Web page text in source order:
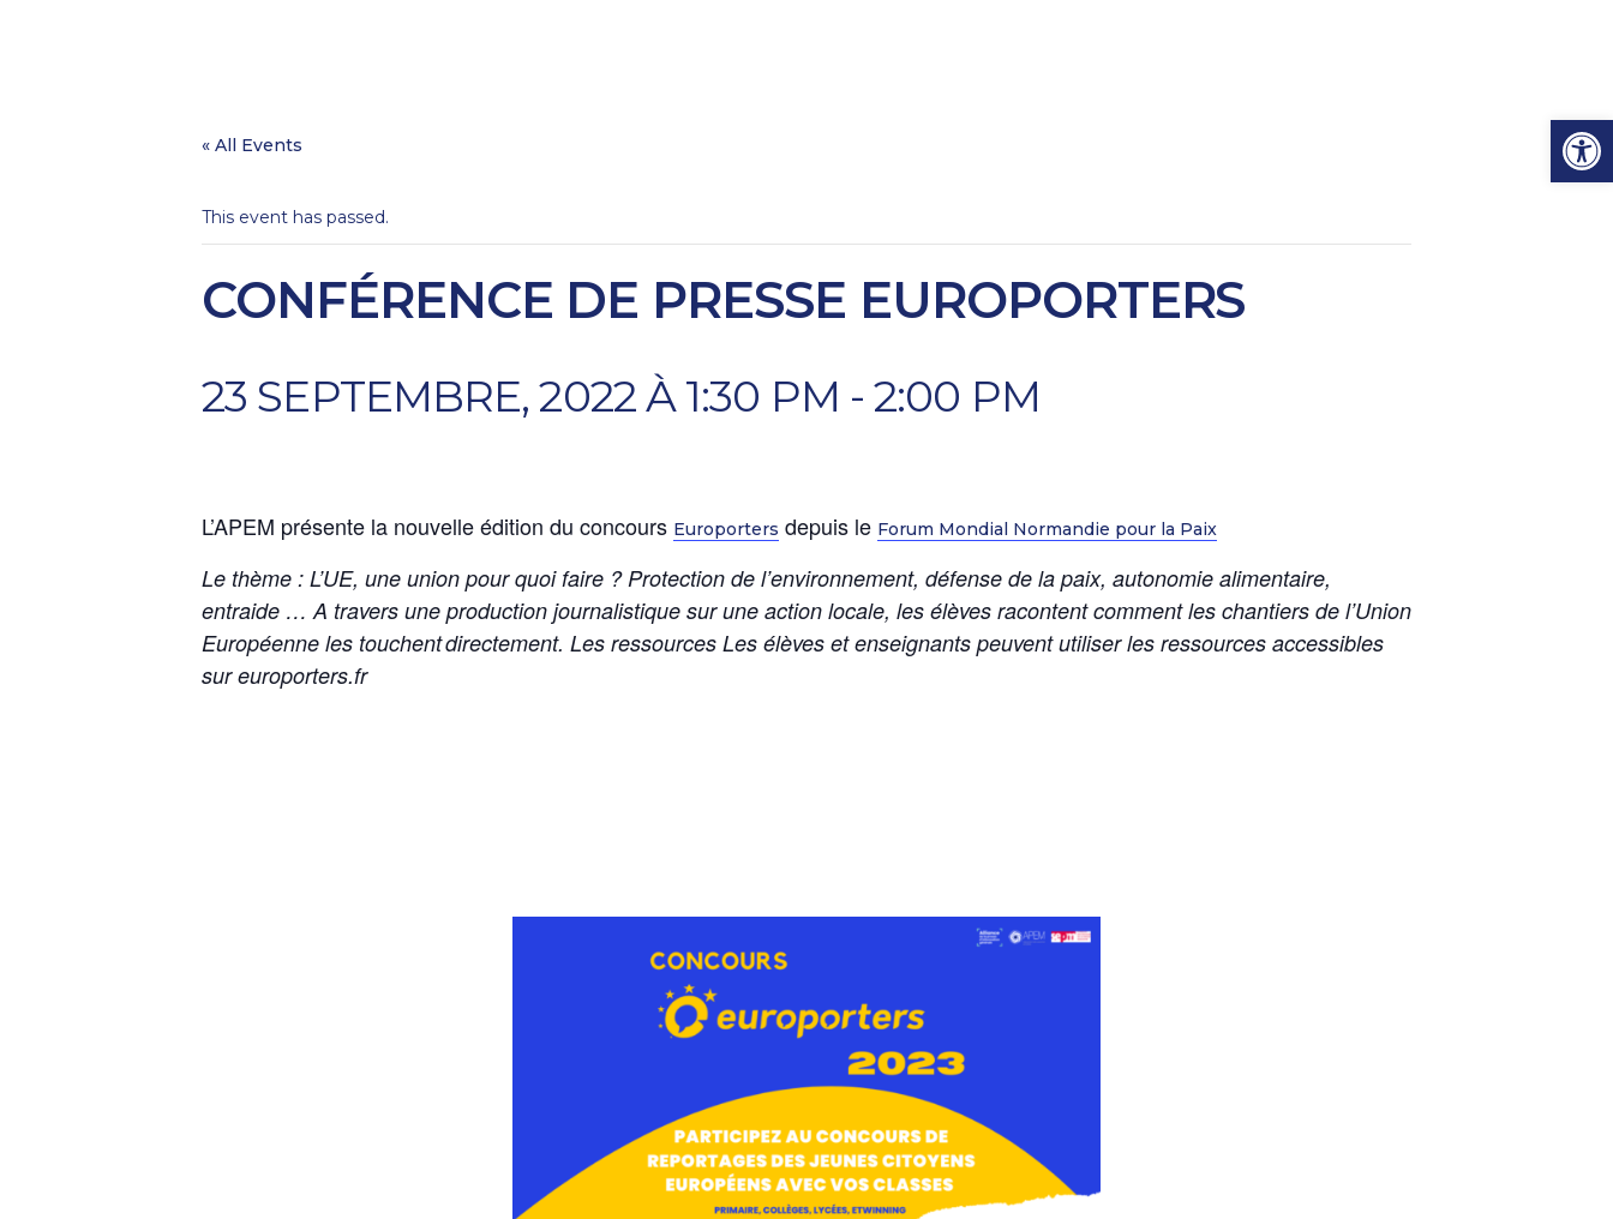
Ouvrir
« All Events
This event has passed.
CONFÉRENCE DE PRESSE EUROPORTERS
23 SEPTEMBRE, 2022 À 1:30 PM -2:00 PM
L’APEM présente la nouvelle édition du concours Europorters depuis le Forum Mondial Normandie pour la Paix
Le thème : L’UE, une union pour quoi faire ? Protection de l’environnement, défense de la paix, autonomie alimentaire,
entraide … A travers une production journalistique sur une action locale, les élèves racontent comment les chantiers de l’Union
Européenne les touchent directement. Les ressources Les élèves et enseignants peuvent utiliser les ressources accessibles
sur europorters.fr